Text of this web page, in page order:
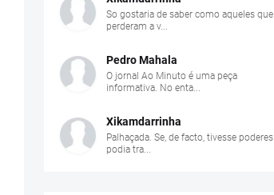
So gostaria de saber como aqueles que
perderam a v...
Pedro Mahala
O jornal Ao Minuto é uma peça
informativa. No enta...
Xikamdarrinha
Palhaçada. Se, de facto, tivesse poderes
podia tra...